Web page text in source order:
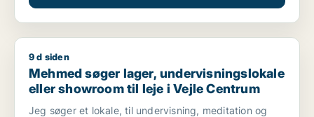
Mehmed søger lager, undervisningslokale eller showroom til
9 d siden
Mehmed søger lager, undervisningslokale
eller showroom til leje i Vejle Centrum
Jeg søger et lokale, til undervisning, meditation og